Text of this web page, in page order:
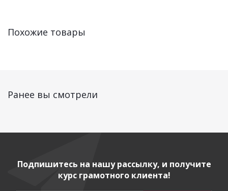
Похожие товары
Ранее вы смотрели
Подпишитесь на нашу рассылку, и получите
курс грамотного клиента!